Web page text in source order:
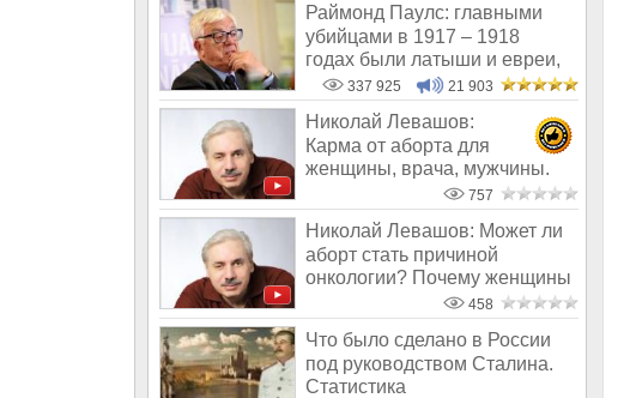
Раймонд Паулс: главными
убийцами в 1917 – 1918
годах были латыши и евреи,
а не русс
337 925 21 903
Николай Левашов:
Карма от аборта для
женщины, врача, мужчины.
Телегония и уроды757
Николай Левашов: Может ли
аборт стать причиной
онкологии? Почему женщины
458
Что было сделано в России
под руководством Сталина.
Статистика